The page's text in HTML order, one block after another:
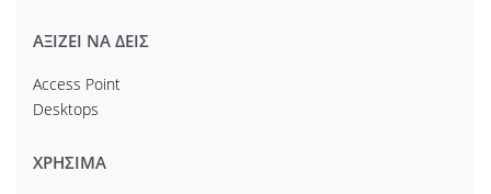
ΑΞΙΖΕΙ ΝΑ ΔΕΙΣ
Access Point
Desktops
ΧΡΗΣΙΜΑ